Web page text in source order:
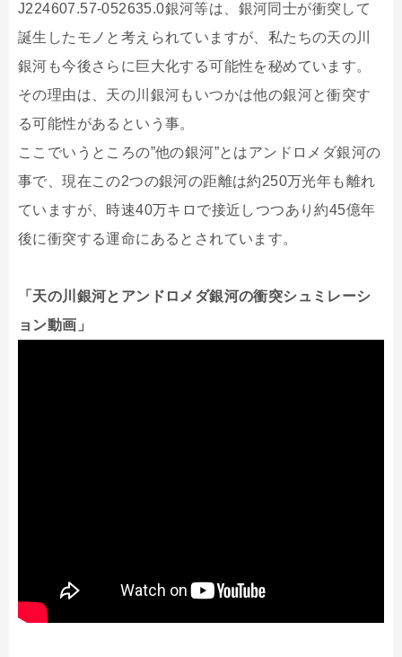
J224607.57-052635.0銀河等は、銀河同士が衝突して
誕生したモノと考えられていますが、私たちの天の川
銀河も今後さらに巨大化する可能性を秘めています。
その理由は、天の川銀河もいつかは他の銀河と衝突す
る可能性があるという事。
ここでいうところの”他の銀河”とはアンドロメダ銀河の
事で、現在この2つの銀河の距離は約250万光年も離れ
ていますが、時速40万キロで接近しつつあり約45億年
後に衝突する運命にあるとされています。
「天の川銀河とアンドロメダ銀河の衝突シュミレーシ
ョン動画」